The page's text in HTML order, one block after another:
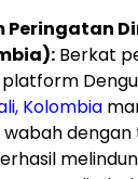
Peringatan
Berkat
Kolombia